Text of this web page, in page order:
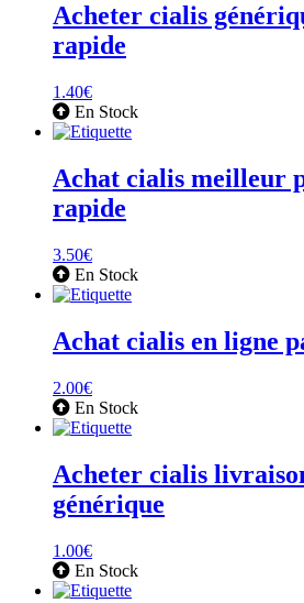
Acheter cialis
rapide
1.40€
En Stock
Achat cialis meilleur
rapide
3.50€
En Stock
Achat cialis en ligne
2.00€
En Stock
Acheter cialis
générique
1.00€
En Stock